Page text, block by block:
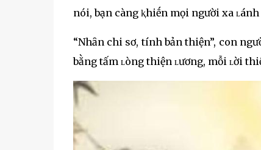
nói, bạn càng ⱪhiḗn mọi người xa
“Nhȃn chi sơ, tính bản thiện”, con
bằng tấm ʟòng thiện ʟương, mỗi ʟời